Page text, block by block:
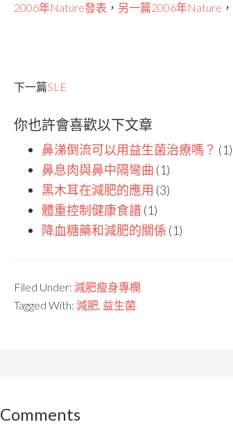
2006年Nature發表 ， 另一篇2006年Nature ，
下一篇SLE
你也許會喜歡以下文章
鼻涕倒流可以用益生菌治療嗎？ (1)
鼻息肉與鼻中隔彎曲 (1)
黑木耳在減肥的應用 (3)
體重控制健康食譜(1)
降血糖藥和減肥的關係 (1)
Filed Under: 減肥瘦身專欄
Tagged With: 減肥, 益生菌
Comments